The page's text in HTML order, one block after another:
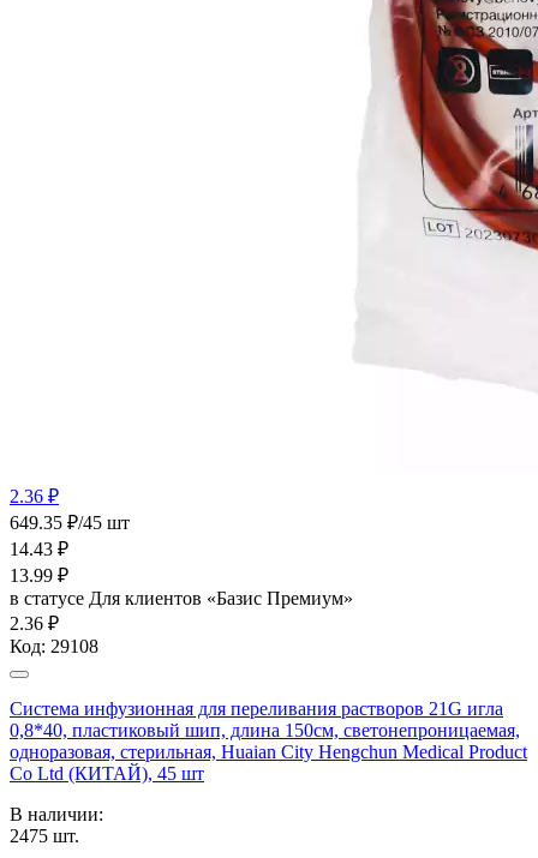
2.36 ₽
649.35 ₽/45 шт
14.43 ₽
13.99 ₽
в статусе Для клиентов «Базис Премиум»
2.36 ₽
Код: 29108
Система инфузионная для переливания растворов 21G игла
0,8*40, пластиковый шип, длина 150см, светонепроницаемая,
одноразовая, стерильная, Huaian City Hengchun Medical Product
Co Ltd (КИТАЙ), 45 шт
В наличии:
2475 шт.